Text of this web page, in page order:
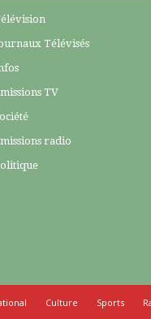
Télévisés
TV
radio
Culture Sports